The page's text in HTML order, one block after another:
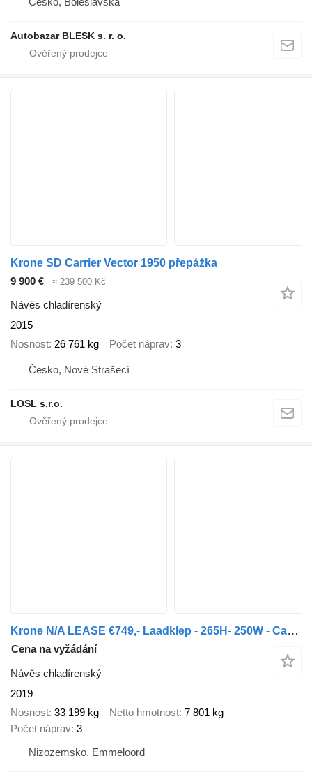
Autobazar BLESK s. r. o.
Krone SD Carrier Vector 1950 přepážka
9 900 €
≈ 239 500 Kč
Návěs chladírenský
2015
Nosnost 26 761 kg Počet náprav 3
Česko, Nové Strašecí
LOSL s.r.o.
Krone N/A LEASE €749,- Laadklep - 265H- 250W - Carrier1550
Cena na vyžádání
Návěs chladírenský
2019
Nosnost 33 199 kg Netto hmotnost 7 801 kg
Počet náprav 3
Nizozemsko, Emmeloord